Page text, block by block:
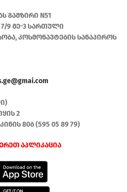
გამზირი N51
9 მე-3 სართული
კოსმონავტების სანაპიროს
2
80ბ (595 05 89 79)
აპლიკაცია